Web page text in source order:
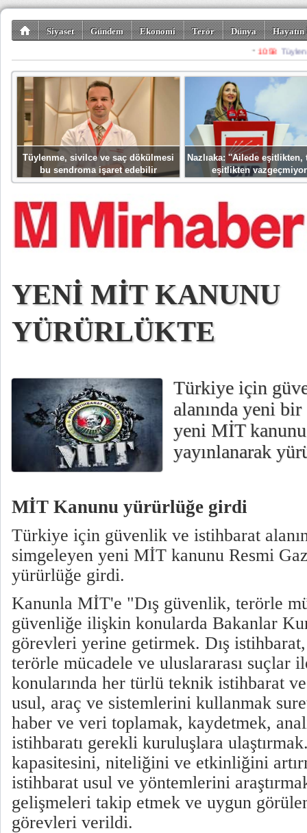
Siyaset Gündem Ekonomi Terör Dünya
Misafir
Tüylenme, sivilce ve saç dökülmesi
bu sendroma işaret edebilir
Nazlıaka: ''Ailede eşitlikten,
eşitlikten
YENİ MİT KANUNU
YÜRÜRLÜKTE
Türkiye için
alanında yeni
yeni MİT kanunu
yayınlanarak
MİT Kanunu yürürlüğe girdi
Türkiye için güvenlik ve istihbarat
simgeleyen yeni MİT kanunu Resmi
yürürlüğe girdi.
Kanunla MİT'e "Dış güvenlik, terörle
güvenliğe ilişkin konularda Bakanlar
görevleri yerine getirmek. Dış
terörle mücadele ve uluslararası suçlar
konularında her türlü teknik istihbarat
usul, araç ve sistemlerini kullanmak
haber ve veri toplamak, kaydetmek,
istihbaratı gerekli kuruluşlara
kapasitesini, niteliğini ve etkinliğini
istihbarat usul ve yöntemlerini
gelişmeleri takip etmek ve uygun
görevleri verildi.